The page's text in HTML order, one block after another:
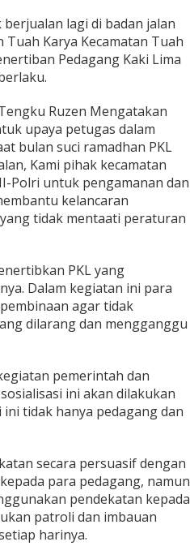
lagi di badan jalan
Karya Kecamatan Tuah
Pedagang Kaki Lima
Ruzen Mengatakan
upaya petugas dalam
bulan suci ramadhan PKL
Kami pihak kecamatan
Polri untuk pengamanan dan
kelancaran
tidak mentaati peraturan
PKL yang
Dalam kegiatan ini para
agar tidak
dilarang dan mengganggu
pemerintah dan
ini akan dilakukan
tidak hanya pedagang dan
secara persuasif dengan
para pedagang, namun
pendekatan kepada
patroli dan imbauan
harinya.